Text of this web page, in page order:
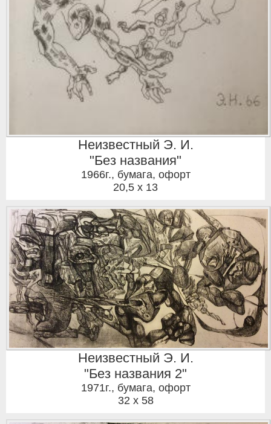
Неизвестный Э. И.
"Без названия"
1966г., бумага, офорт
20,5 x 13
Неизвестный Э. И.
"Без названия 2"
1971г., бумага, офорт
32 x 58